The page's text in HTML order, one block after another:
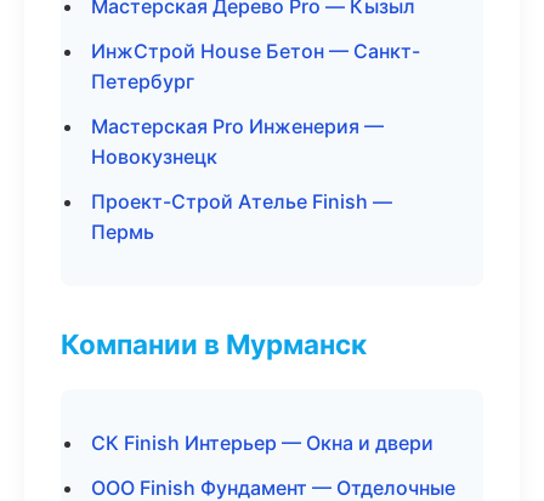
Мастерская Дерево Pro — Кызыл
ИнжСтрой House Бетон — Санкт-
Петербург
Мастерская Pro Инженерия —
Новокузнецк
Проект-Строй Ателье Finish —
Пермь
Компании в Мурманск
СК Finish Интерьер — Окна и двери
ООО Finish Фундамент — Отделочные